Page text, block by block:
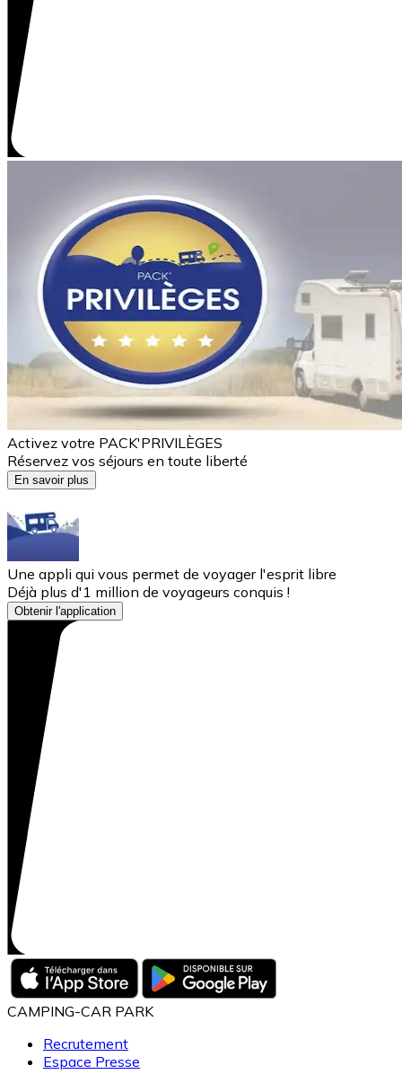
Activez votre PACK'PRIVILÈGES
Réservez vos séjours en toute liberté
En savoir plus
Une appli qui vous permet de voyager l'esprit libre
Déjà plus d'1 million de voyageurs conquis !
Obtenir l'application
CAMPING-CAR PARK
Recrutement
Espace Presse